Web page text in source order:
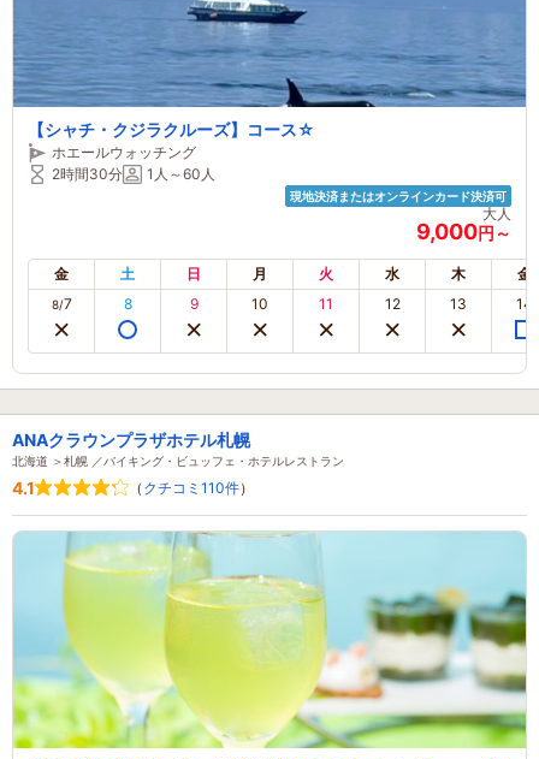
【シャチ・クジラクルーズ】コース☆
ホエールウォッチング
2時間30分
1人～60人
現地決済またはオンラインカード決済可
大人
9,000円～
金 土 日 月 火 水 木 金
8/7 8 9 10 11 12 13 14
ANAクラウンプラザホテル札幌
北海道 ＞札幌 ／バイキング・ビュッフェ・ホテルレストラン
4.1 （ クチコミ110件）